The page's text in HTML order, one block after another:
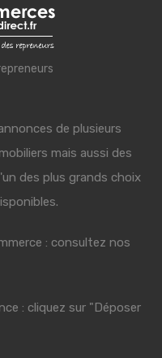
de plusieurs
mais aussi des
des plus grands choix
: consultez nos
: cliquez sur "Déposer